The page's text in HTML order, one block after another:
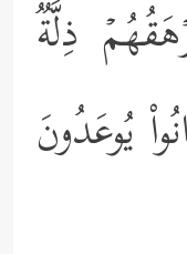
ذِلَّةࣱۚ
یُوعَدُونَ